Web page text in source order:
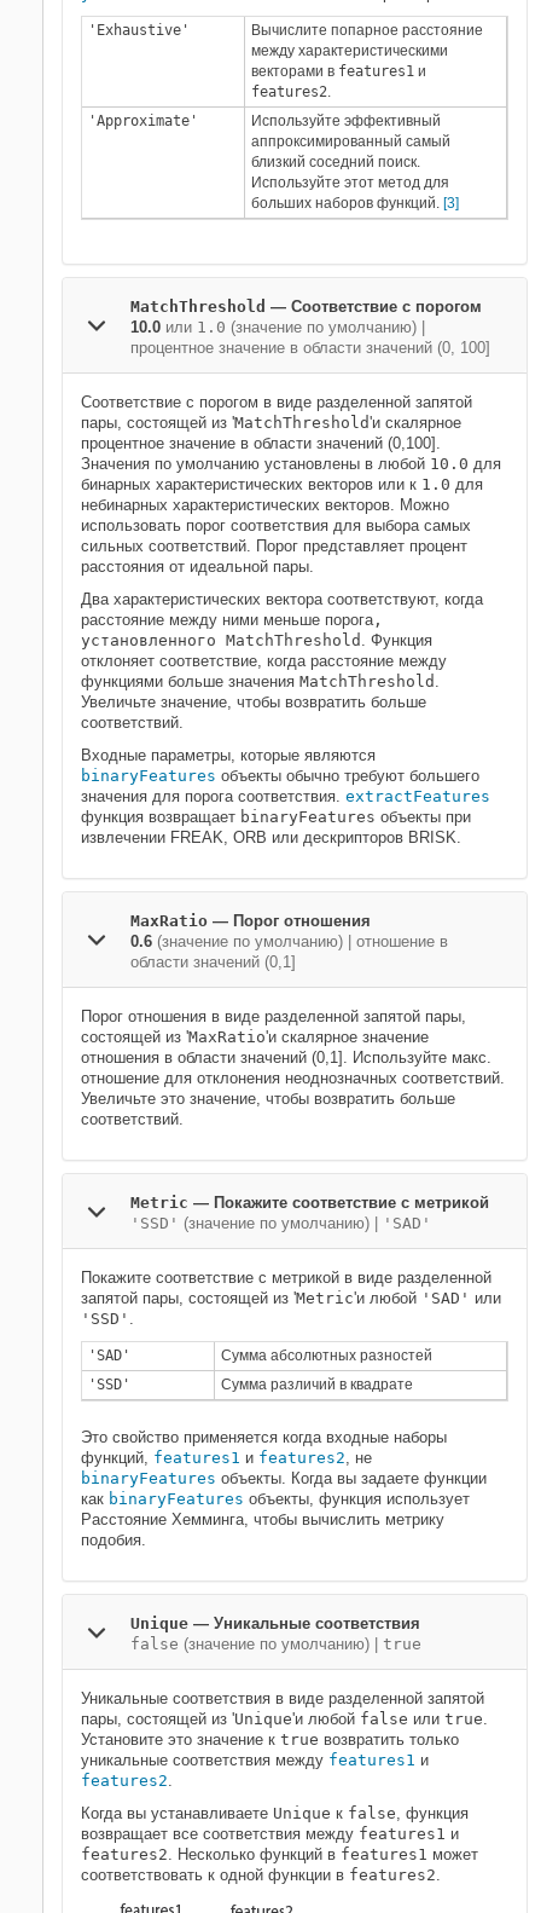
'Exhaustive'
Вычислите попарное расстояние
между характеристическими
векторами в features1 и
features2.
'Approximate'
Используйте эффективный
аппроксимированный самый
близкий соседний поиск.
Используйте этот метод для
больших наборов функций. [3]
MatchThreshold — Соответствие с порогом
10.0 или 1.0 (значение по умолчанию) |
процентное значение в области значений (0, 100]
Соответствие с порогом в виде разделенной запятой
пары, состоящей из 'MatchThreshold'и скалярное
процентное значение в области значений (0,100].
Значения по умолчанию установлены в любой 10.0 для
бинарных характеристических векторов или к 1.0 для
небинарных характеристических векторов. Можно
использовать порог соответствия для выбора самых
сильных соответствий. Порог представляет процент
расстояния от идеальной пары.
Два характеристических вектора соответствуют, когда
расстояние между ними меньше порога,
установленного MatchThreshold . Функция
отклоняет соответствие, когда расстояние между
функциями больше значения MatchThreshold .
Увеличьте значение, чтобы возвратить больше
соответствий.
Входные параметры, которые являются
binaryFeatures объекты обычно требуют большего
значения для порога соответствия. extractFeatures
функция возвращает binaryFeatures объекты при
извлечении FREAK, ORB или дескрипторов BRISK.
MaxRatio — Порог отношения
0.6 (значение по умолчанию) | отношение в
области значений (0,1]
Порог отношения в виде разделенной запятой пары,
состоящей из 'MaxRatio'и скалярное значение
отношения в области значений (0,1]. Используйте макс.
отношение для отклонения неоднозначных соответствий.
Увеличьте это значение, чтобы возвратить больше
соответствий.
Metric — Покажите соответствие с метрикой
'SSD' (значение по умолчанию) | 'SAD'
Покажите соответствие с метрикой в виде разделенной
запятой пары, состоящей из 'Metric'и любой 'SAD' или
'SSD' .
'SAD'
Сумма абсолютных разностей
'SSD'
Сумма различий в квадрате
Это свойство применяется когда входные наборы
функций, features1 и features2, не
binaryFeatures объекты. Когда вы задаете функции
как binaryFeatures объекты, функция использует
Расстояние Хемминга, чтобы вычислить метрику
подобия.
Unique — Уникальные соответствия
false (значение по умолчанию) | true
Уникальные соответствия в виде разделенной запятой
пары, состоящей из 'Unique'и любой false или true.
Установите это значение к true возвратить только
уникальные соответствия между features1 и
features2.
Когда вы устанавливаете Unique к false, функция
возвращает все соответствия между features1 и
features2. Несколько функций в features1 может
соответствовать к одной функции в features2.